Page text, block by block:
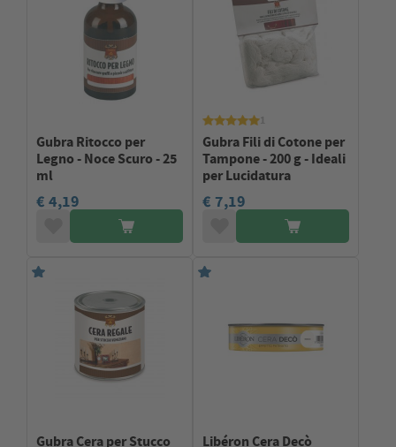
Gubra Ritocco per
Legno - Noce Scuro - 25
ml
€ 4,19
Gubra Fili di Cotone per
Tampone - 200 g - Ideali
per Lucidatura
€ 7,19
Gubra Cera per Stucco
Libéron Cera Decò